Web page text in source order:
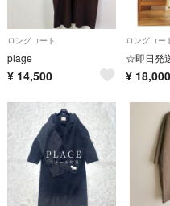
ロングコート
plage
¥ 14,500
ロングコー
¥ 18,000